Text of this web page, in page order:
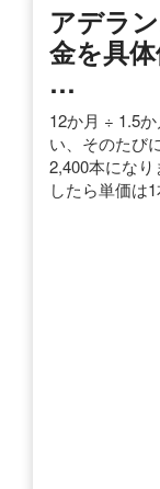
アデラ
金を具
…
12か月 ÷ 1.5
い、そのたび
2,400本にな
したら単価は